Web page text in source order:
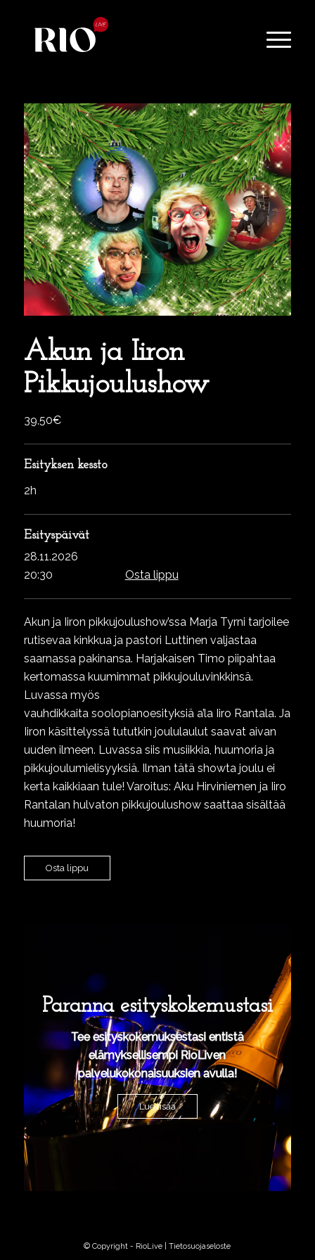
Akun ja Iiron
Pikkujoulushow
39,50€
Esityksen kessto
2h
Esityspäivät
28.11.2026
20:30
Osta lippu
Akun ja Iiron pikkujoulushow’ssa Marja Tyrni tarjoilee
rutisevaa kinkkua ja pastori Luttinen valjastaa
saarnassa pakinansa. Harjakaisen Timo piipahtaa
kertomassa kuumimmat pikkujouluvinkkinsä.
Luvassa myös
vauhdikkaita soolopianoesityksiä a’la Iiro Rantala. Ja
Iiron käsittelyssä tututkin joululaulut saavat aivan
uuden ilmeen. Luvassa siis musiikkia, huumoria ja
pikkujoulumielisyyksiä. Ilman tätä showta joulu ei
kerta kaikkiaan tule! Varoitus: Aku Hirviniemen ja Iiro
Rantalan hulvaton pikkujoulushow saattaa sisältää
huumoria!
Osta lippu
Paranna esityskokemustasi
Tee esityskokemuksestasi entistä
elämyksellisempi RioLiven
palvelukokonaisuuksien avulla!
Lue lisää
© Copyright - RioLive |Tietosuojaseloste